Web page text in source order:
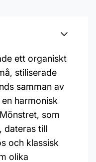
ett organiskt
stiliserade
samman av
harmonisk
som
dateras till
och klassisk
olika